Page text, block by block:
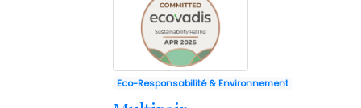
Eco-Responsabilité & Environnement